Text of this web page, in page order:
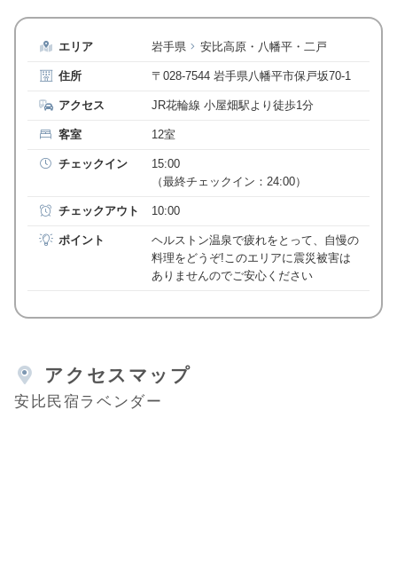
エリア 岩手県 安比高原・八幡平・二戸
住所 〒028-7544 岩手県八幡平市保戸坂70-1
アクセス JR花輪線 小屋畑駅より徒歩1分
客室 12室
チェックイン
15:00
（最終チェックイン：24:00）
チェックアウト 10:00
ポイント
ヘルストン温泉で疲れをとって、自慢の
料理をどうぞ!このエリアに震災被害は
ありませんのでご安心ください
アクセスマップ
安比民宿ラベンダー